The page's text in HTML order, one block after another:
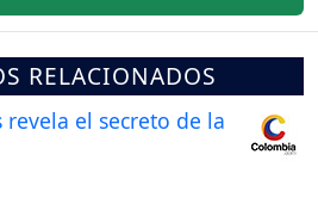
RELACIONADOS